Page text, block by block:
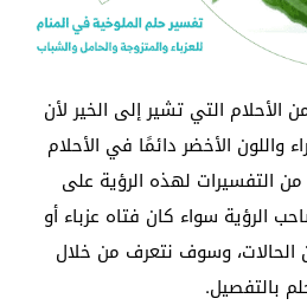
الأحلام التي تشير إلى الخير لأن
واللون الأخضر دائمًا في الأحلام
من التفسيرات لهذه الرؤية على
الرؤية سواء كان فتاه عزباء أو
الحالات، وسوف نتعرف من خلال
بالتفصيل.